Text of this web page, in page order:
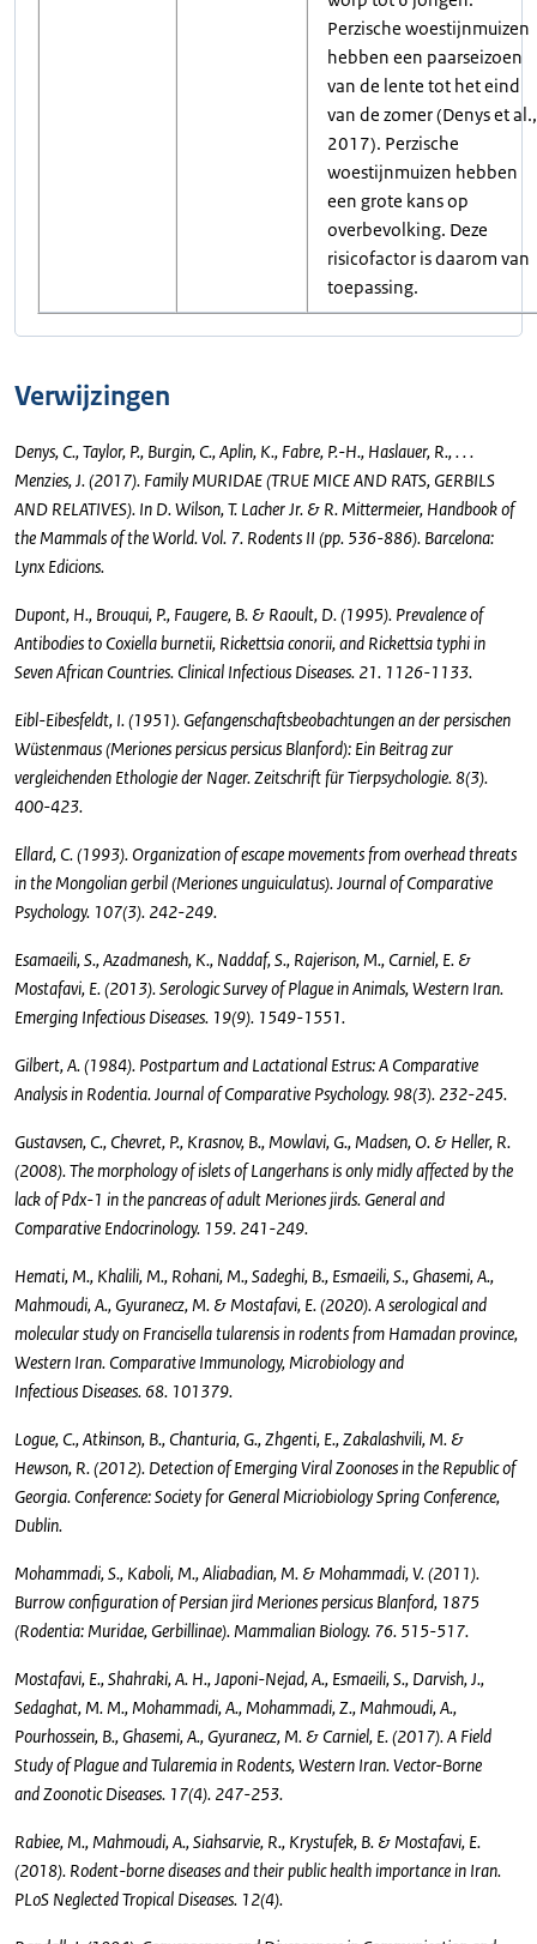
Perzische woestijnmuizen
hebben een paarseizoen
van de lente tot het eind
van de zomer (Denys et al.,
2017). Perzische
woestijnmuizen hebben
een grote kans op
overbevolking. Deze
risicofactor is daarom van
toepassing.
Verwijzingen
Denys, C., Taylor, P., Burgin, C., Aplin, K., Fabre, P.-H., Haslauer, R., . . .
Menzies, J. (2017). Family MURIDAE (TRUE MICE AND RATS, GERBILS
AND RELATIVES). In D. Wilson, T. Lacher Jr. & R. Mittermeier, Handbook of
the Mammals of the World. Vol. 7. Rodents II (pp. 536-886). Barcelona:
Lynx Edicions.
Dupont, H., Brouqui, P., Faugere, B. & Raoult, D. (1995). Prevalence of
Antibodies to Coxiella burnetii, Rickettsia conorii, and Rickettsia typhi in
Seven African Countries. Clinical Infectious Diseases. 21. 1126-1133.
Eibl-Eibesfeldt, I. (1951). Gefangenschaftsbeobachtungen an der persischen
Wüstenmaus (Meriones persicus persicus Blanford): Ein Beitrag zur
vergleichenden Ethologie der Nager. Zeitschrift für Tierpsychologie. 8(3).
400-423.
Ellard, C. (1993). Organization of escape movements from overhead threats
in the Mongolian gerbil (Meriones unguiculatus). Journal of Comparative
Psychology. 107(3). 242-249.
Esamaeili, S., Azadmanesh, K., Naddaf, S., Rajerison, M., Carniel, E. &
Mostafavi, E. (2013). Serologic Survey of Plague in Animals, Western Iran.
Emerging Infectious Diseases. 19(9). 1549-1551.
Gilbert, A. (1984). Postpartum and Lactational Estrus: A Comparative
Analysis in Rodentia. Journal of Comparative Psychology. 98(3). 232-245.
Gustavsen, C., Chevret, P., Krasnov, B., Mowlavi, G., Madsen, O. & Heller, R.
(2008). The morphology of islets of Langerhans is only midly affected by the
lack of Pdx-1 in the pancreas of adult Meriones jirds. General and
Comparative Endocrinology. 159. 241-249.
Hemati, M., Khalili, M., Rohani, M., Sadeghi, B., Esmaeili, S., Ghasemi, A.,
Mahmoudi, A., Gyuranecz, M. & Mostafavi, E. (2020). A serological and
molecular study on Francisella tularensis in rodents from Hamadan province,
Western Iran. Comparative Immunology, Microbiology and
Infectious Diseases. 68. 101379.
Logue, C., Atkinson, B., Chanturia, G., Zhgenti, E., Zakalashvili, M. &
Hewson, R. (2012). Detection of Emerging Viral Zoonoses in the Republic of
Georgia. Conference: Society for General Micriobiology Spring Conference,
Dublin.
Mohammadi, S., Kaboli, M., Aliabadian, M. & Mohammadi, V. (2011).
Burrow configuration of Persian jird Meriones persicus Blanford, 1875
(Rodentia: Muridae, Gerbillinae). Mammalian Biology. 76. 515-517.
Mostafavi, E., Shahraki, A. H., Japoni-Nejad, A., Esmaeili, S., Darvish, J.,
Sedaghat, M. M., Mohammadi, A., Mohammadi, Z., Mahmoudi, A.,
Pourhossein, B., Ghasemi, A., Gyuranecz, M. & Carniel, E. (2017). A Field
Study of Plague and Tularemia in Rodents, Western Iran. Vector-Borne
and Zoonotic Diseases. 17(4). 247-253.
Rabiee, M., Mahmoudi, A., Siahsarvie, R., Krystufek, B. & Mostafavi, E.
(2018). Rodent-borne diseases and their public health importance in Iran.
PLoS Neglected Tropical Diseases. 12(4).